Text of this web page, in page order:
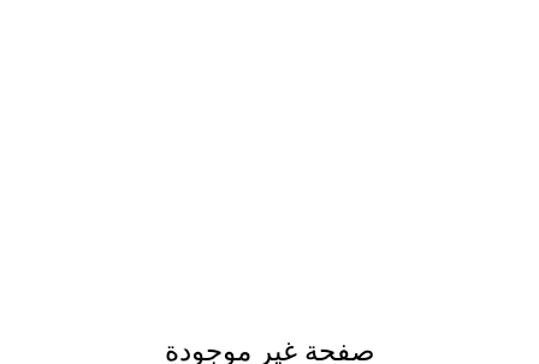
صفحة غير موجودة